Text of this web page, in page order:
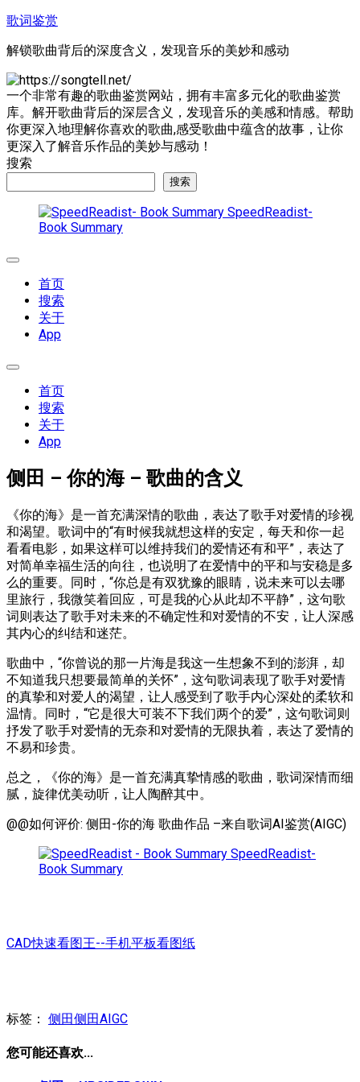
跳
内
容
歌词鉴赏
解锁歌曲背后的深度含义，发现音乐的美妙和感动
一个非常有趣的歌曲鉴赏网站，拥有丰富多元化的歌曲鉴赏
库。解开歌曲背后的深层含义，发现音乐的美感和情感。帮助
你更深入地理解你喜欢的歌曲,感受歌曲中蕴含的故事，让你
更深入了解音乐作品的美妙与感动！
搜索
搜索
SpeedReadist-
Book Summary
展
首页
搜索
关于
App
展
首页
搜索
关于
App
侧田 – 你的海 – 歌曲的含义
《你的海》是一首充满深情的歌曲，表达了歌手对爱情的珍视
和渴望。歌词中的“有时候我就想这样的安定，每天和你一起
看看电影，如果这样可以维持我们的爱情还有和平”，表达了
对简单幸福生活的向往，也说明了在爱情中的平和与安稳是多
么的重要。同时，“你总是有双犹豫的眼睛，说未来可以去哪
里旅行，我微笑着回应，可是我的心从此却不平静”，这句歌
词则表达了歌手对未来的不确定性和对爱情的不安，让人深感
其内心的纠结和迷茫。
歌曲中，“你曾说的那一片海是我这一生想象不到的澎湃，却
不知道我只想要最简单的关怀”，这句歌词表现了歌手对爱情
的真挚和对爱人的渴望，让人感受到了歌手内心深处的柔软和
温情。同时，“它是很大可装不下我们两个的爱”，这句歌词则
抒发了歌手对爱情的无奈和对爱情的无限执着，表达了爱情的
不易和珍贵。
总之，《你的海》是一首充满真挚情感的歌曲，歌词深情而细
腻，旋律优美动听，让人陶醉其中。
@@如何评价: 侧田-你的海 歌曲作品 –来自歌词AI鉴赏(AIGC)
SpeedReadist-
Book Summary
CAD快速看图王--手机平板看图纸
标签： 侧田侧田AIGC
您可能还喜欢...